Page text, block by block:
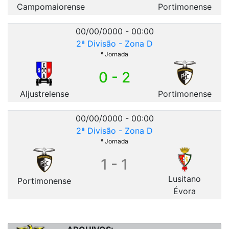
Campomaiorense Portimonense
00/00/0000 - 00:00
2ª Divisão - Zona D
ª Jornada
Aljustrelense
0 - 2
Portimonense
00/00/0000 - 00:00
2ª Divisão - Zona D
ª Jornada
Portimonense
1 - 1
Lusitano
Évora